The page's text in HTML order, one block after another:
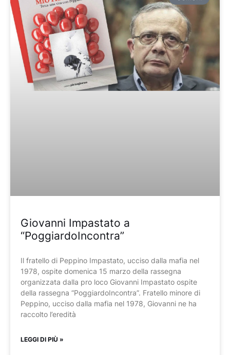
Giovanni Impastato a
“PoggiardoIncontra”
Il fratello di Peppino Impastato, ucciso dalla mafia nel
1978, ospite domenica 15 marzo della rassegna
organizzata dalla pro loco Giovanni Impastato ospite
della rassegna “PoggiardoIncontra”. Fratello minore di
Peppino, ucciso dalla mafia nel 1978, Giovanni ne ha
raccolto l’eredità
LEGGI DI PIÙ »